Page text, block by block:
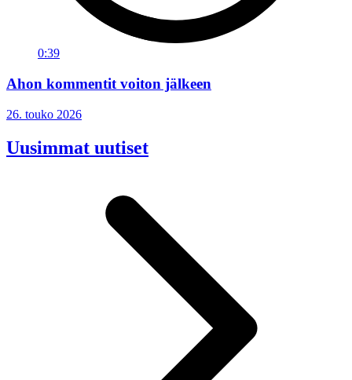
0:39
Ahon kommentit voiton jälkeen
26. touko 2026
Uusimmat uutiset